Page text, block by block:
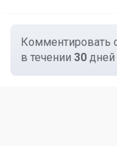
Комментировать
в течении 30 дней